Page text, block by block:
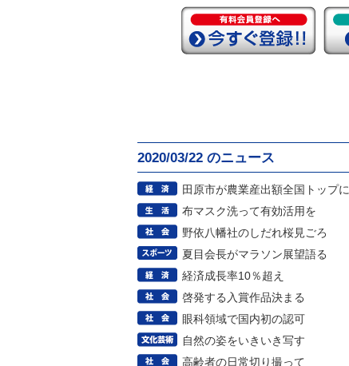
2020/03/22 のニュース
田原市が農業産出額全国トップに
布マスク洗って有効活用を
野依八幡社のしだれ桜見ごろ
夏目会長がマラソン展望語る
経済成長率10％超え
啓発する入賞作品決まる
眼科領域で国内初の認可
自然の姿をいきいき写す
高齢者の日常切り撮って